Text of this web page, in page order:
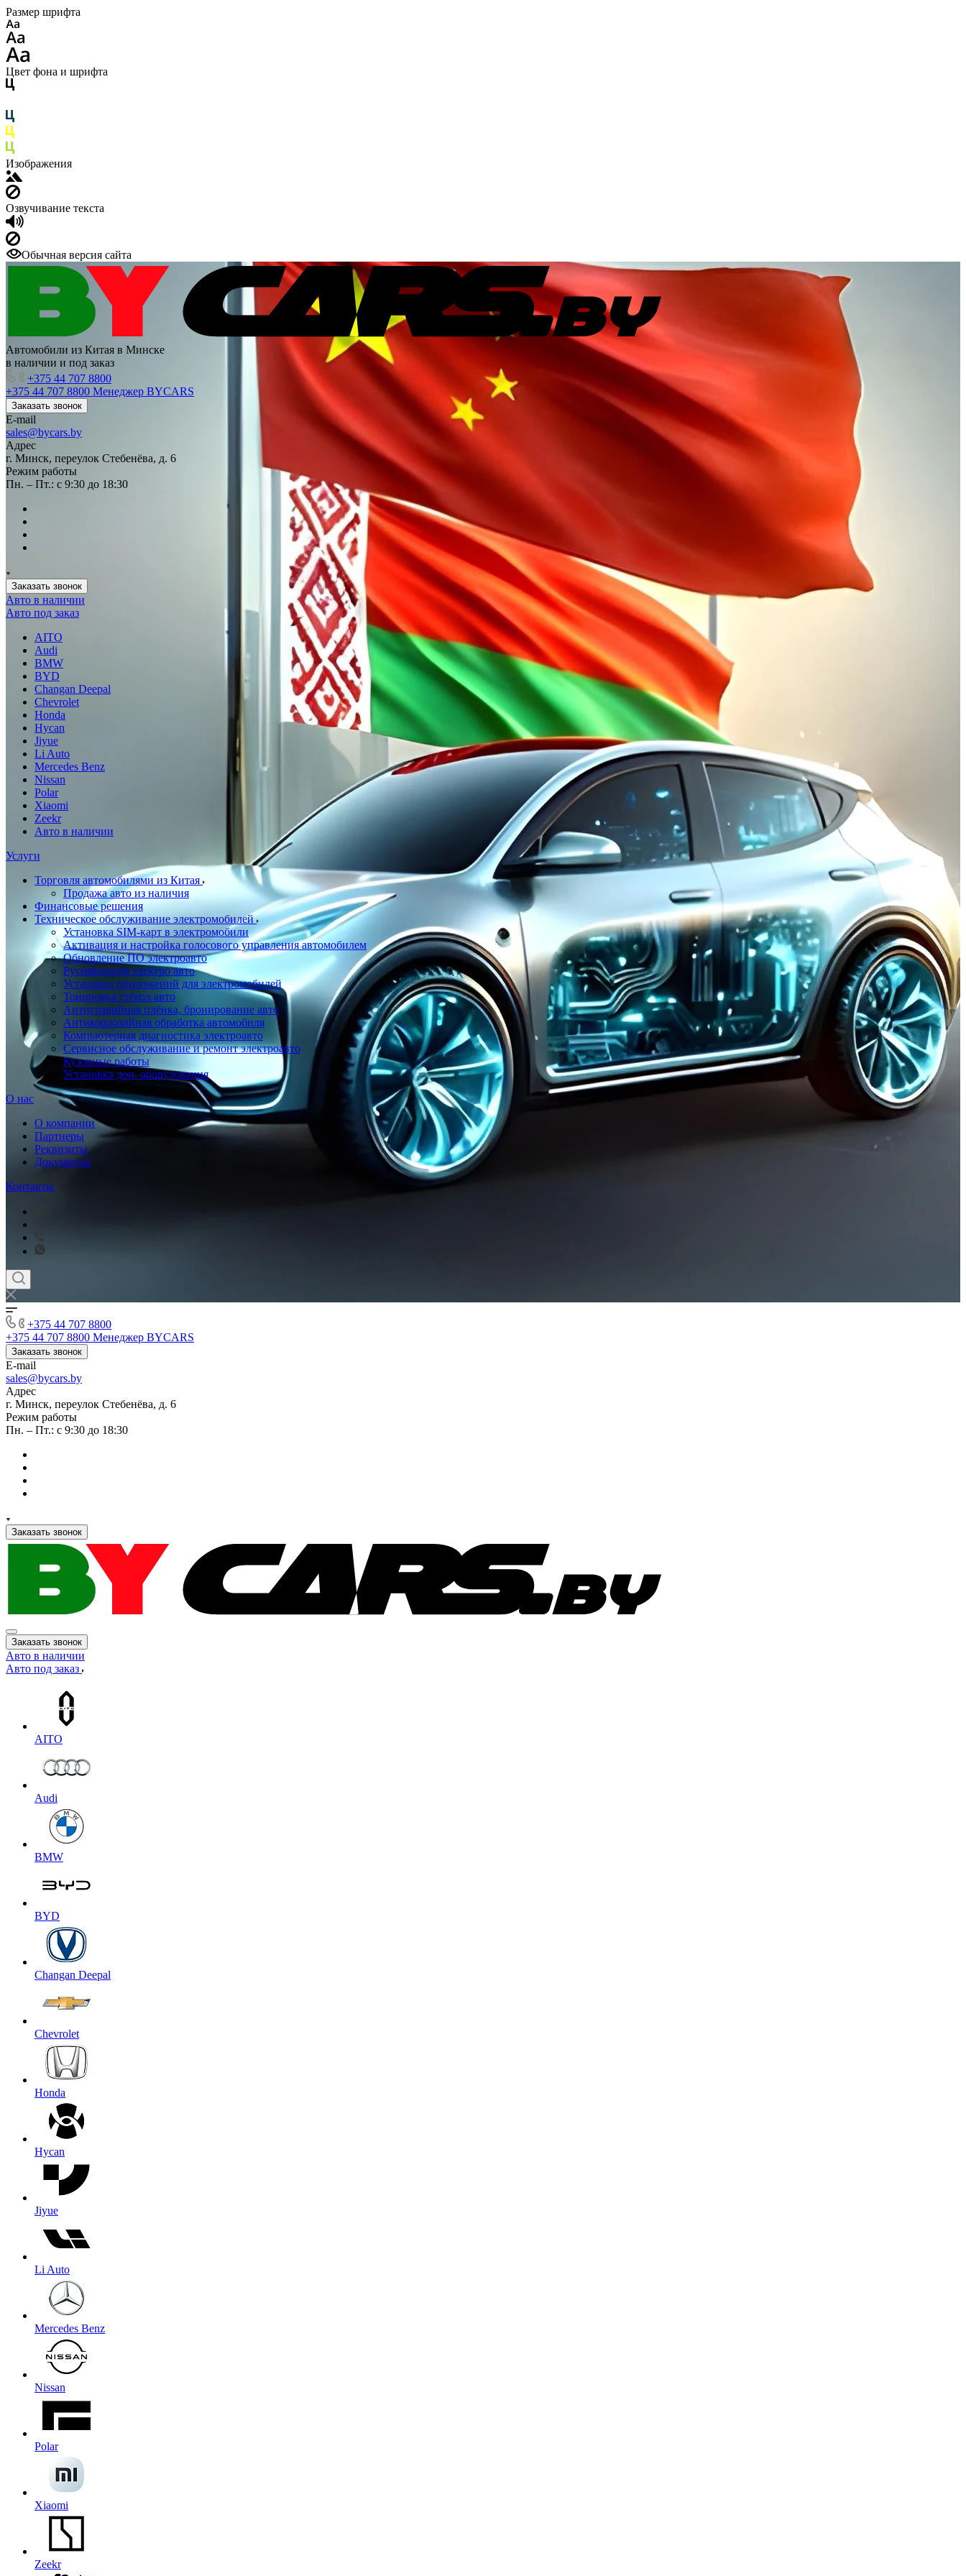
Размер шрифта
Цвет фона и шрифта
Изображения
Озвучивание текста
Обычная версия сайта
Автомобили из Китая в Минске
в наличии и под заказ
+375 44 707 8800
+375 44 707 8800 Менеджер BYCARS
Заказать звонок
E-mail
sales@bycars.by
Адрес
г. Минск, переулок Стебенёва, д. 6
Режим работы
Пн. – Пт.: с 9:30 до 18:30
Заказать звонок
Авто в наличии
Авто под заказ
AITO
Audi
BMW
BYD
Changan Deepal
Chevrolet
Honda
Hycan
Jiyue
Li Auto
Mercedes Benz
Nissan
Polar
Xiaomi
Zeekr
Авто в наличии
Услуги
Торговля автомобилями из Китая
Продажа авто из наличия
Финансовые решения
Техническое обслуживание электромобилей
Установка SIM-карт в электромобили
Активация и настройка голосового управления автомобилем
Обновление ПО электроавто
Русификация электро авто
Установка приложений для электромобилей
Тонировка стёкол авто
Антигравийная плёнка, бронирование авто
Антикоррозийная обработка автомобиля
Компьютерная диагностика электроавто
Сервисное обслуживание и ремонт электроавто
Кузовные работы
Установка доп. оборудования
О нас
О компании
Партнеры
Реквизиты
Документы
Контакты
+375 44 707 8800
+375 44 707 8800 Менеджер BYCARS
Заказать звонок
E-mail
sales@bycars.by
Адрес
г. Минск, переулок Стебенёва, д. 6
Режим работы
Пн. – Пт.: с 9:30 до 18:30
Заказать звонок
Заказать звонок
Авто в наличии
Авто под заказ
AITO
Audi
BMW
BYD
Changan Deepal
Chevrolet
Honda
Hycan
Jiyue
Li Auto
Mercedes Benz
Nissan
Polar
Xiaomi
Zeekr